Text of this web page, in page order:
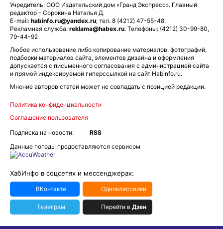
Учредитель: ООО Издательский дом «Гранд Экспресс». Главный
редактор - Сорокина Наталья Д.
E-mail: habinfo.ru@yandex.ru; тел. 8 (4212) 47-55-48.
Рекламная служба: reklama@habex.ru. Телефоны: (4212) 30-99-80,
79-44-92
Любое использование либо копирование материалов, фотографий,
подборки материалов сайта, элементов дизайна и оформления
допускается с письменного согласования с администрацией сайта
и прямой индексируемой гиперссылкой на сайт Habinfo.ru.
Мнение авторов статей может не совпадать с позицией редакции.
Политика конфиденциальности
Соглашение пользователя
Подписка на новости:
RSS
Данные погоды предоставляются сервисом
ХабИнфо в соцсетях и мессенджерах:
ВКонтакте Одноклассники
Телеграм Перейти в Дзен